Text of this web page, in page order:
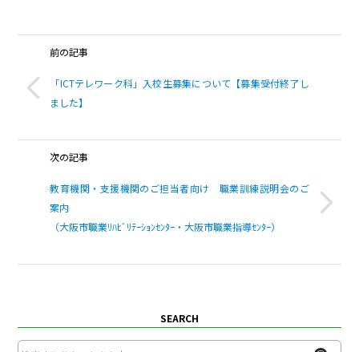
前の記事
「ICTテレワーク科」入校生募集について【募集受付終了し
ました】
次の記事
教育機関・支援機関のご担当者向け 職業訓練説明会のご
案内
（大阪市職業ﾘﾊﾋﾞﾘﾃｰｼｮﾝｾﾝﾀｰ・大阪市職業指導ｾﾝﾀｰ）
SEARCH